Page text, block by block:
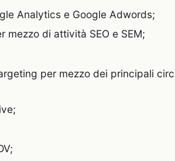
Analytics e Google Adwords;
mezzo di attività SEO e SEM;
per mezzo dei principali